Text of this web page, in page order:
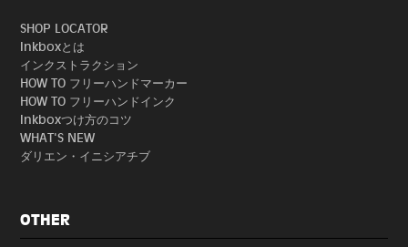
SHOP LOCATOR
Inkboxとは
インクストラクション
HOW TO フリーハンドマーカー
HOW TO フリーハンドインク
Inkboxつけ方のコツ
WHAT'S NEW
ダリエン・イニシアチブ
OTHER